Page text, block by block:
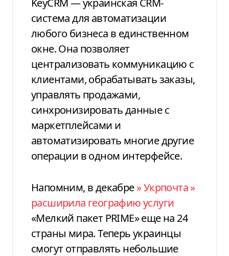
KeyCRM — украинская CRM-
система для автоматизации
любого бизнеса в единственном
окне. Она позволяет
централизовать коммуникацию с
клиентами, обрабатывать заказы,
управлять продажами,
синхронизировать данные с
маркетплейсами и
автоматизировать многие другие
операции в одном интерфейсе.
Напомним, в декабре»Укрпочта»
расширила географию услуги
«Мелкий пакет PRIME» еще на 24
страны мира. Теперь украинцы
смогут отправлять небольшие